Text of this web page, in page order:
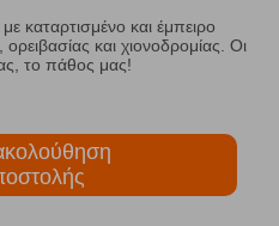
καταρτισμένο και έμπειρο
και χιονοδρομίας. Οι
το πάθος μας!